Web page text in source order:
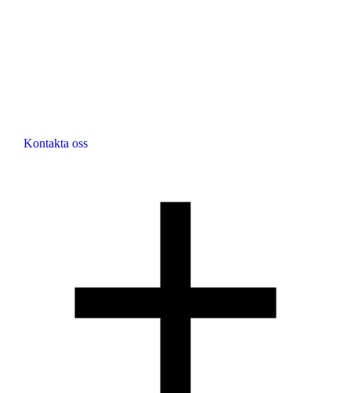
Kontakta oss